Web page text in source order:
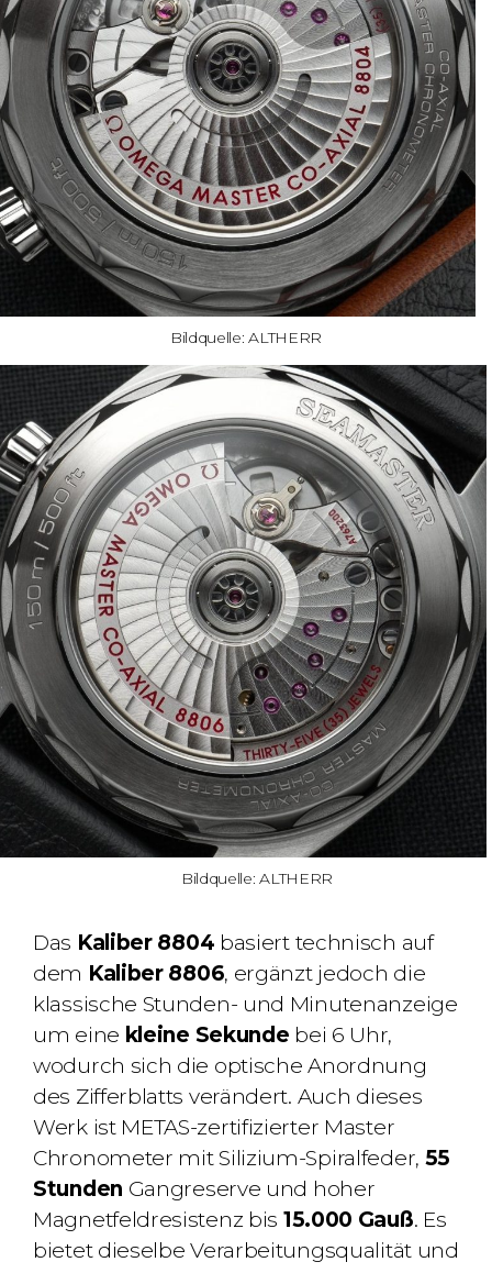
Bildquelle: ALTHERR
Bildquelle: ALTHERR
Das Kaliber 8804 basiert technisch auf
dem Kaliber 8806, ergänzt jedoch die
klassische Stunden- und Minutenanzeige
um eine kleine Sekunde bei 6 Uhr,
wodurch sich die optische Anordnung
des Zifferblatts verändert. Auch dieses
Werk ist METAS-zertifizierter Master
Chronometer mit Silizium-Spiralfeder, 55
Stunden Gangreserve und hoher
Magnetfeldresistenz bis 15.000 Gauß. Es
bietet dieselbe Verarbeitungsqualität und